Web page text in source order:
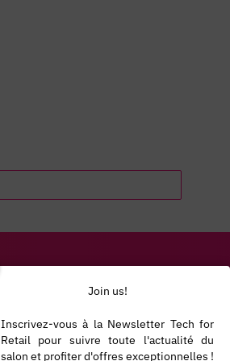
Join us!
Inscrivez-vous à la Newsletter Tech for
Retail pour suivre toute l'actualité du
salon et profiter d'offres exceptionnelles !